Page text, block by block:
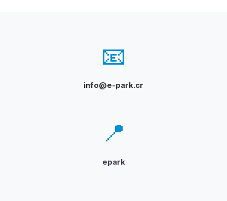
📧
info@e-park.cr
📍
epark